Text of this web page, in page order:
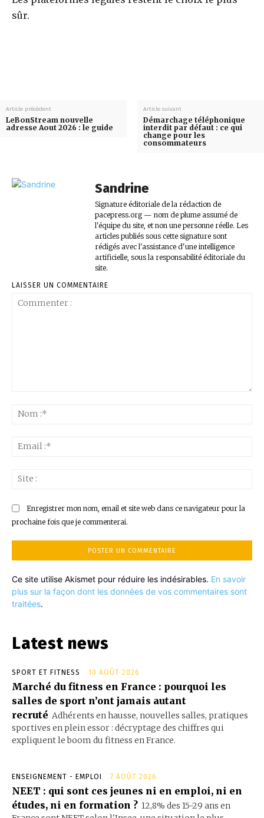
sûr.
Article précédent
LeBonStream nouvelle
adresse Aout 2026 : le guide
Article suivant
Démarchage téléphonique
interdit par défaut : ce qui
change pour les
consommateurs
Sandrine
Signature éditoriale de la rédaction de
pacepress.org — nom de plume assumé de
l'équipe du site, et non une personne réelle. Les
articles publiés sous cette signature sont
rédigés avec l'assistance d'une intelligence
artificielle, sous la responsabilité éditoriale du
site.
LAISSER UN COMMENTAIRE
Enregistrer mon nom, email et site web dans ce navigateur pour la
prochaine fois que je commenterai.
Ce site utilise Akismet pour réduire les indésirables. En savoir
plus sur la façon dont les données de vos commentaires sont
traitées.
Latest news
SPORT ET FITNESS 10 AOÛT 2026
Marché du fitness en France : pourquoi les
salles de sport n’ont jamais autant
recruté Adhérents en hausse, nouvelles salles, pratiques
sportives en plein essor : décryptage des chiffres qui
expliquent le boom du fitness en France.
ENSEIGNEMENT - EMPLOI 7 AOÛT 2026
NEET : qui sont ces jeunes ni en emploi, ni en
études, ni en formation ? 12,8% des 15-29 ans en